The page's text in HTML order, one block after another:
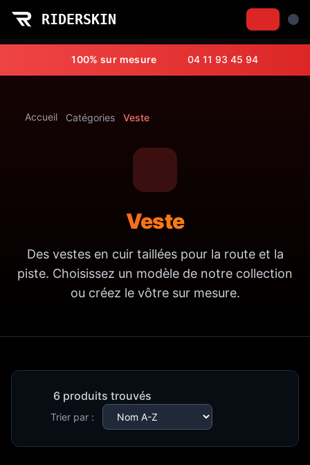
Veste - RiderSkin | Équipements Moto
RIDERSKIN
100% sur mesure 04 11 93 45 94
Accueil Catégories Veste
Veste
Des vestes en cuir taillées pour la route et la
piste. Choisissez un modèle de notre collection
ou créez le vôtre sur mesure.
6 produits trouvés
Trier par :